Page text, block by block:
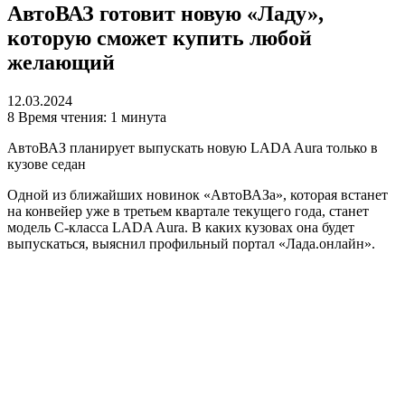
АвтоВАЗ готовит новую «Ладу»,
которую сможет купить любой
желающий
12.03.2024
8 Время чтения: 1 минута
АвтоВАЗ планирует выпускать новую LADA Aura только в
кузове седан
Одной из ближайших новинок «АвтоВАЗа», которая встанет
на конвейер уже в третьем квартале текущего года, станет
модель С-класса LADA Aura. В каких кузовах она будет
выпускаться, выяснил профильный портал «Лада.онлайн».